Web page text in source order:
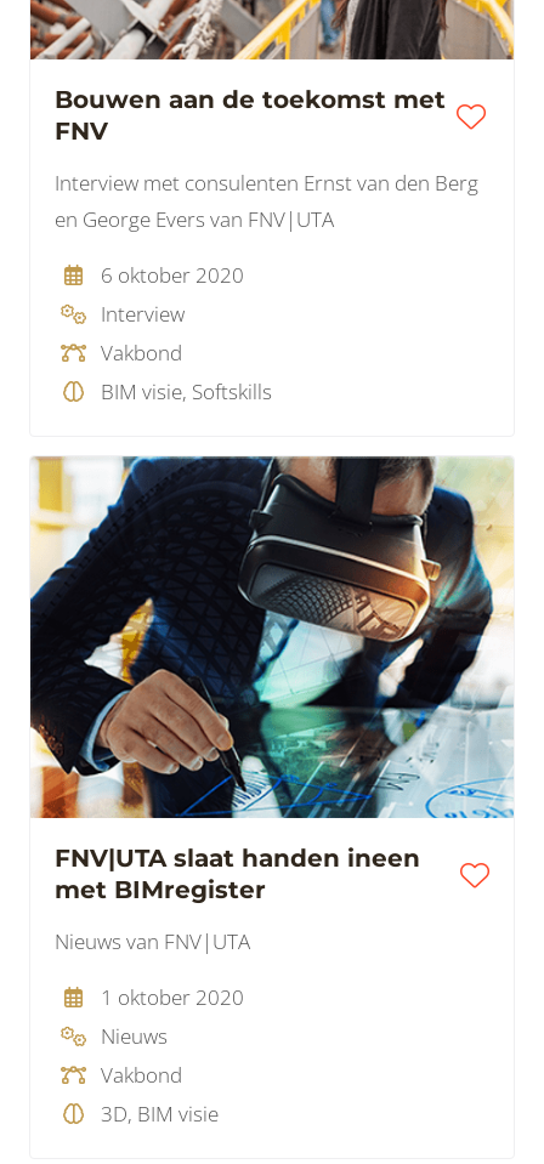
Bouwen aan de toekomst met
FNV
Interview met consulenten Ernst van den Berg
en George Evers van FNV|UTA
6 oktober 2020
Interview
Vakbond
BIM visie, Softskills
FNV|UTA slaat handen ineen
met BIMregister
Nieuws van FNV|UTA
1 oktober 2020
Nieuws
Vakbond
3D, BIM visie